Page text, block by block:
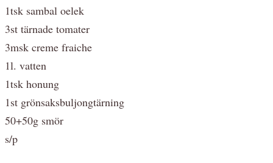
1tsk sambal oelek
3st tärnade tomater
3msk creme fraiche
1l. vatten
1tsk honung
1st grönsaksbuljongtärning
50+50g smör
s/p